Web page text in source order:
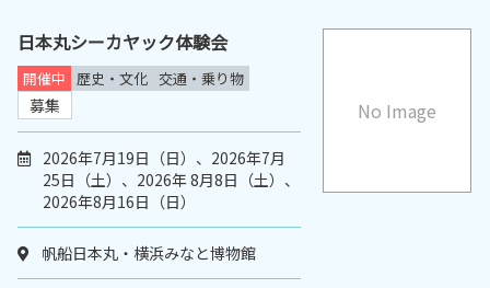
No Image
日本丸シーカヤック体験会
開催中 歴史・文化 交通・乗り物
募集
2026年7月19日（日）、2026年7月
25日（土）、2026年 8月8日（土）、
2026年8月16日（日）
帆船日本丸・横浜みなと博物館